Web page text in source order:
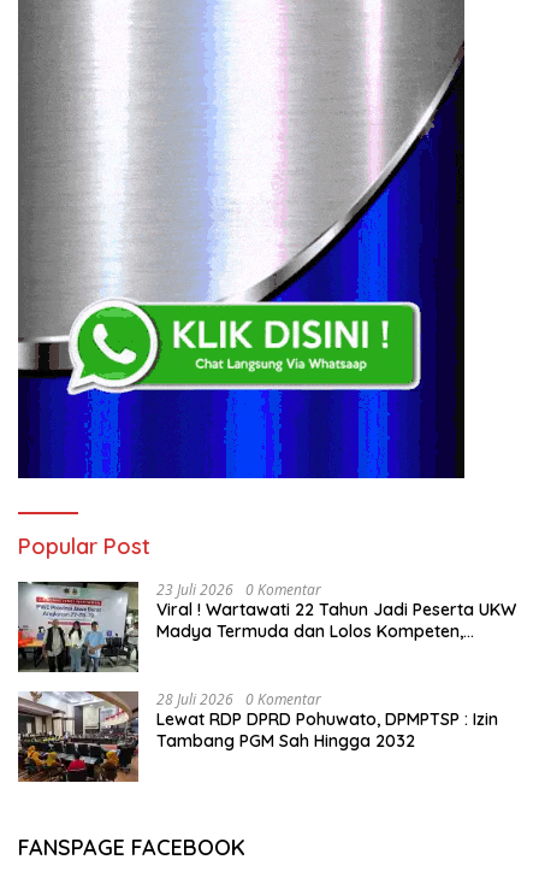
Popular Post
23 Juli 2026 0 Komentar
Viral ! Wartawati 22 Tahun Jadi Peserta UKW
Madya Termuda dan Lolos Kompeten,
28 Juli 2026 0 Komentar
Lewat RDP DPRD Pohuwato, DPMPTSP : Izin
Tambang PGM Sah Hingga 2032
FANSPAGE FACEBOOK